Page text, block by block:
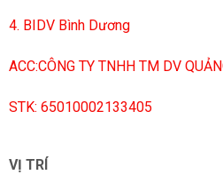
4. BIDV Bình Dương
ACC:CÔNG TY TNHH TM DV
STK: 65010002133405
VỊ TRÍ